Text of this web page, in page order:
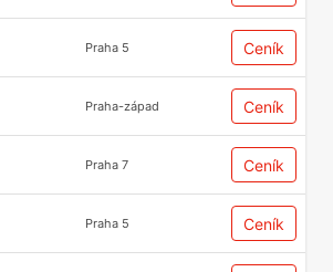
Praha 5 Ceník
Praha-západ Ceník
Praha 7 Ceník
Praha 5 Ceník